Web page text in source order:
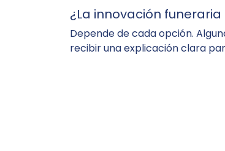
¿La innovación
Depende de cada opción.
recibir una explicación clara